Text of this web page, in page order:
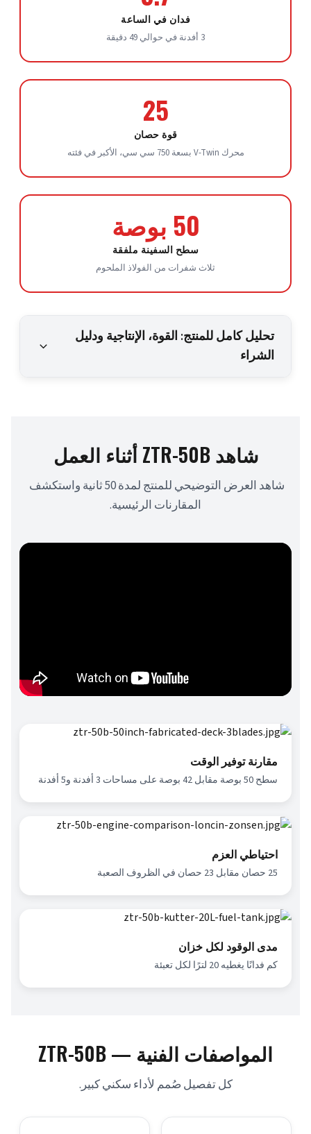
فدان في الساعة
3 أفدنة في حوالي 49 دقيقة
25
قوة حصان
محرك V-Twin بسعة 750 سي سي، الأكبر في فئته
50 بوصة
سطح السفينة ملفقة
ثلاث شفرات من الفولاذ الملحوم
تحليل كامل للمنتج: القوة، الإنتاجية ودليل
الشراء
شاهد ZTR-50B أثناء العمل
شاهد العرض التوضيحي للمنتج لمدة 50 ثانية واستكشف
المقارنات الرئيسية.
مقارنة توفير الوقت
سطح 50 بوصة مقابل 42 بوصة على مساحات 3 أفدنة و5 أفدنة
احتياطي العزم
25 حصان مقابل 23 حصان في الظروف الصعبة
مدى الوقود لكل خزان
كم فدانًا يغطيه 20 لترًا لكل تعبئة
المواصفات الفنية — ZTR-50B
كل تفصيل صُمم لأداء سكني كبير.